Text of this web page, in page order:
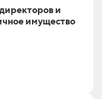
и
имущество